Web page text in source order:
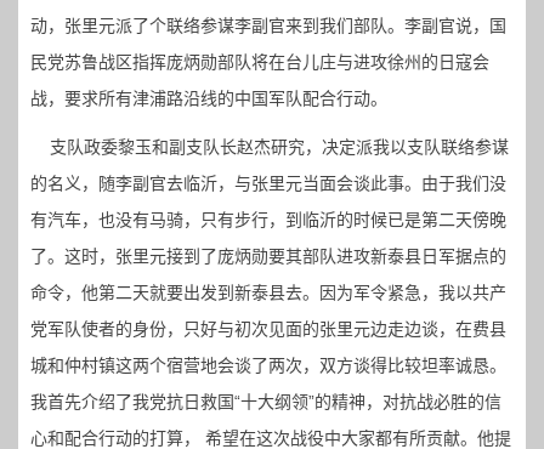
动，张里元派了个联络参谋李副官来到我们部队。李副官说，国
民党苏鲁战区指挥庞炳勋部队将在台儿庄与进攻徐州的日寇会
战，要求所有津浦路沿线的中国军队配合行动。
支队政委黎玉和副支队长赵杰研究，决定派我以支队联络参谋
的名义，随李副官去临沂，与张里元当面会谈此事。由于我们没
有汽车，也没有马骑，只有步行，到临沂的时候已是第二天傍晚
了。这时，张里元接到了庞炳勋要其部队进攻新泰县日军据点的
命令，他第二天就要出发到新泰县去。因为军令紧急，我以共产
党军队使者的身份，只好与初次见面的张里元边走边谈，在费县
城和仲村镇这两个宿营地会谈了两次，双方谈得比较坦率诚恳。
我首先介绍了我党抗日救国“十大纲领”的精神，对抗战必胜的信
心和配合行动的打算， 希望在这次战役中大家都有所贡献。他提